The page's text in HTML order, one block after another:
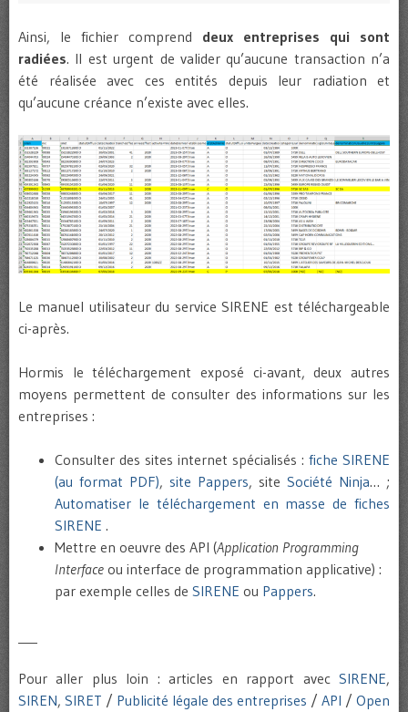
Ainsi, le fichier comprend deux entreprises qui sont
radiées. Il est urgent de valider qu’aucune transaction n’a
été réalisée avec ces entités depuis leur radiation et
qu’aucune créance n’existe avec elles.
Le manuel utilisateur du service SIRENE est téléchargeable
ci-après.
Hormis le téléchargement exposé ci-avant, deux autres
moyens permettent de consulter des informations sur les
entreprises :
Consulter des sites internet spécialisés : fiche SIRENE
(au format PDF), site Pappers, site Société Ninja… ;
Automatiser le téléchargement en masse de fiches
SIRENE .
Mettre en oeuvre des API (Application Programming
Interface ou interface de programmation applicative) :
par exemple celles de SIRENE ou Pappers.
Pour aller plus loin : articles en rapport avec SIRENE,
SIREN, SIRET / Publicité légale des entreprises / API / Open